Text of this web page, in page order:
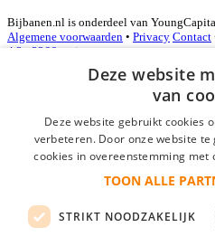
Bijbanen.nl is onderdeel van
Algemene voorwaarden • Privacy Contact
4.3 - 3366 reviews
Inloggen als bedrijf
*
login gegevens onthouden
Deze website
van
Deze website gebruikt cookies
verbeteren. Door onze website
cookies in overeenstemming met
TOON ALLE
STRIKT NOODZAKELIJK